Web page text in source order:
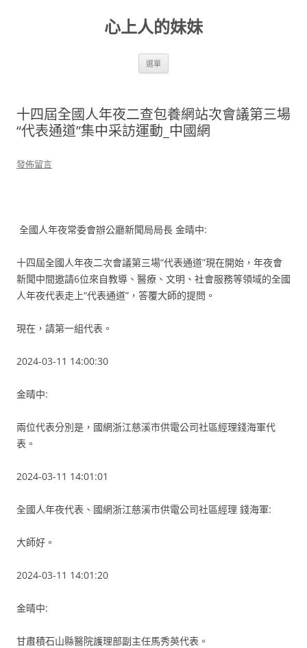
心上人的妹妹
選單
十四屆全國人年夜二查包養網站次會議第三場
“代表通道”集中采訪運動_中國網
發佈留言
全國人年夜常委會辦公廳新聞局局長 金晴中:
十四屆全國人年夜二次會議第三場“代表通道”現在開始，年夜會
新聞中間邀請6位來自教導、醫療、文明、社會服務等領域的全國
人年夜代表走上“代表通道”，答覆大師的提問。
現在，請第一組代表。
2024-03-11 14:00:30
金晴中:
兩位代表分別是，國網浙江慈溪市供電公司社區經理錢海軍代
表。
2024-03-11 14:01:01
全國人年夜代表、國網浙江慈溪市供電公司社區經理 錢海軍:
大師好。
2024-03-11 14:01:20
金晴中:
甘肅積石山縣醫院護理部副主任馬秀英代表。